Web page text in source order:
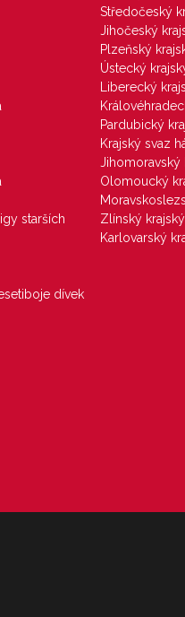
starších
dívek
Středočeský
Jihočeský
Plzeňský
Ústecký
Liberecký
Pardubický
Krajský svaz
Jihomoravský
Olomoucký
Zlínský
Karlovarský